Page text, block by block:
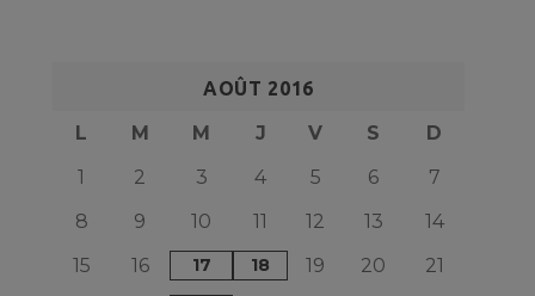
AOÛT 2016
L M M J V S
D
1
2 3 4 5 6
7
8
9 10 11 12 13
14
15
16 17 18 19 20
21